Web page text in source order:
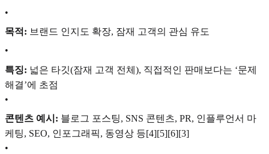
•
목적: 브랜드 인지도 확장, 잠재 고객의 관심 유도
•
특징: 넓은 타깃(잠재 고객 전체), 직접적인 판매보다는 ‘문제
해결’에 초점
•
콘텐츠 예시: 블로그 포스팅, SNS 콘텐츠, PR, 인플루언서 마
케팅, SEO, 인포그래픽, 동영상 등[4][5][6][3]
•